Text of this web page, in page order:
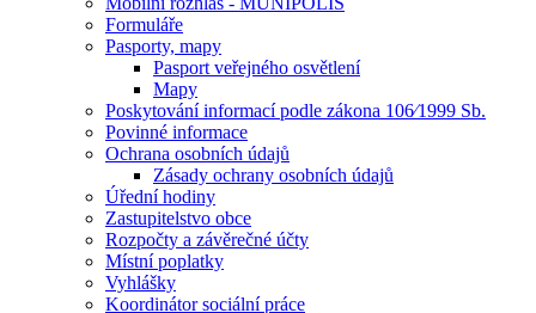
Formuláře
Pasporty, mapy
Pasport veřejného osvětlení
Mapy
Poskytování informací podle zákona 106⁄1999 Sb.
Povinné informace
Ochrana osobních údajů
Zásady ochrany osobních údajů
Úřední hodiny
Zastupitelstvo obce
Rozpočty a závěrečné účty
Místní poplatky
Vyhlášky
Koordinátor sociální práce